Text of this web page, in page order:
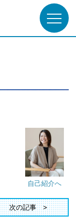
自己紹介へ
次の記事